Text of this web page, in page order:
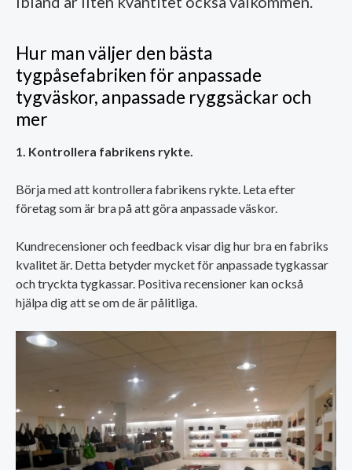
Hur man väljer den bästa
tygpåsefabriken för anpassade
tygväskor, anpassade ryggsäckar och
mer
1. Kontrollera fabrikens rykte.
Börja med att kontrollera fabrikens rykte. Leta efter
företag som är bra på att göra anpassade väskor.
Kundrecensioner och feedback visar dig hur bra en fabriks
kvalitet är. Detta betyder mycket för anpassade tygkassar
och tryckta tygkassar. Positiva recensioner kan också
hjälpa dig att se om de är pålitliga.